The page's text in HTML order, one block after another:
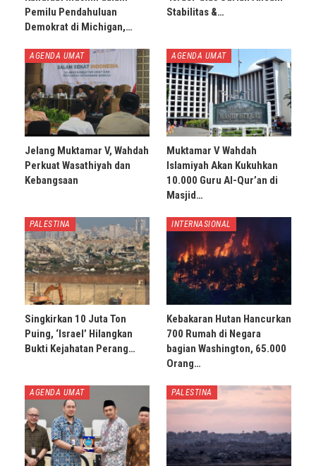
Pemilu Pendahuluan
Demokrat di Michigan,…
Stabilitas &…
AGENDA UMAT
Jelang Muktamar V, Wahdah
Perkuat Wasathiyah dan
Kebangsaan
AGENDA UMAT
Muktamar V Wahdah
Islamiyah Akan Kukuhkan
10.000 Guru Al-Qur’an di
Masjid…
PALESTINA
Singkirkan 10 Juta Ton
Puing, ‘Israel’ Hilangkan
Bukti Kejahatan Perang…
INTERNASIONAL
Kebakaran Hutan Hancurkan
700 Rumah di Negara
bagian Washington, 65.000
Orang…
AGENDA UMAT PALESTINA